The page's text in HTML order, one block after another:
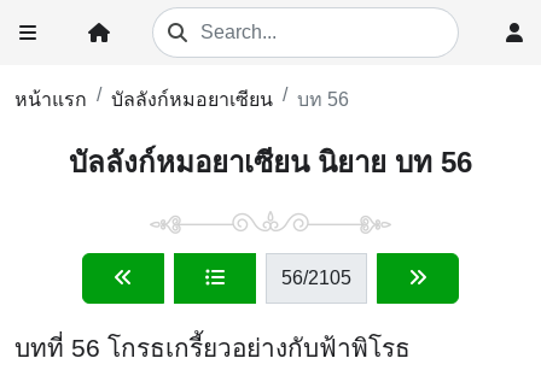
หน้าแรก บัลลังก์หมอยาเซียน บท 56
บัลลังก์หมอยาเซียน นิยาย บท 56
56/2105
บทที่ 56 โกรธเกรี้ยวอย่างกับฟ้าพิโรธ